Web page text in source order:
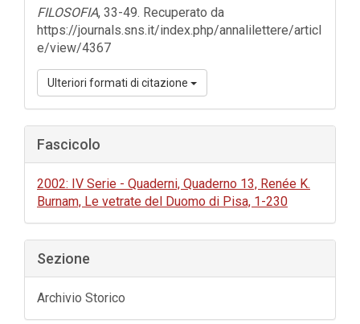
FILOSOFIA, 33-49. Recuperato da
https://journals.sns.it/index.php/annalilettere/articl
e/view/4367
Ulteriori formati di citazione
Fascicolo
2002: IV Serie - Quaderni, Quaderno 13, Renée K.
Burnam, Le vetrate del Duomo di Pisa, 1-230
Sezione
Archivio Storico